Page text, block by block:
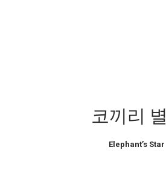
코끼리 별
Elephant’s Star